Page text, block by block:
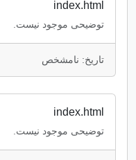
index.html
توضیحی موجود نیست.
تاریخ: نامشخص
index.html
توضیحی موجود نیست.